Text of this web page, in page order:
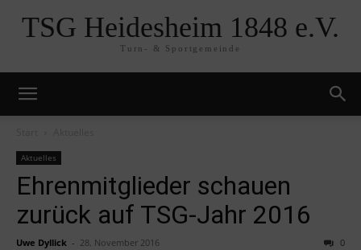
TSG Heidesheim 1848 e.V.
Turn- & Sportgemeinde
Aktuelles
Ehrenmitglieder schauen
zurück auf TSG-Jahr 2016
Uwe Dyllick - 28. November 2016 0